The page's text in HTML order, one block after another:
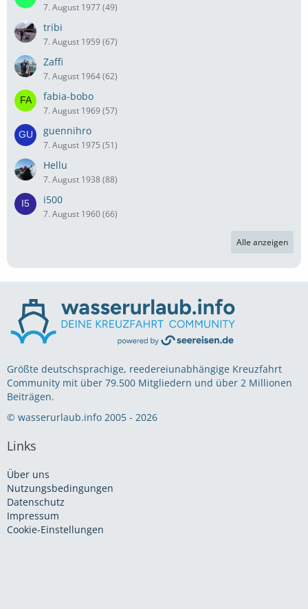
7. August 1977 (49)
tribi
7. August 1959 (67)
Zaffi
7. August 1964 (62)
fabia-bobo
7. August 1969 (57)
guennihro
7. August 1975 (51)
Hellu
7. August 1938 (88)
i500
7. August 1960 (66)
Alle anzeigen
Größte deutschsprachige, reedereiunabhängige Kreuzfahrt
Community mit über 79.500 Mitgliedern und über 2 Millionen
Beiträgen.
© wasserurlaub.info 2005 - 2026
Links
Über uns
Nutzungsbedingungen
Datenschutz
Impressum
Cookie-Einstellungen